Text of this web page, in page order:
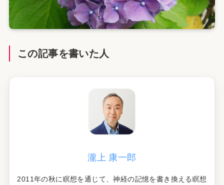
この記事を書いた人
瀧上 康一郎
2011年の秋に瞑想を通じて、神経の記憶を書き換える瞑想